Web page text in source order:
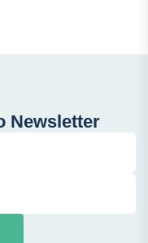
Newsletter